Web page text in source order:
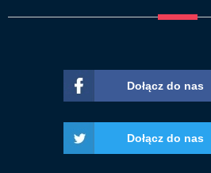
Dołącz do nas
Dołącz do nas